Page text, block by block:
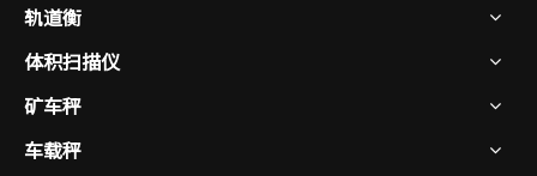
沃兹衡器的重型运输车信托
轨道衡
体积扫描仪
矿车秤
车载秤